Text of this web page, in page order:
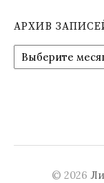
АРХИВ
р
а
© 2026